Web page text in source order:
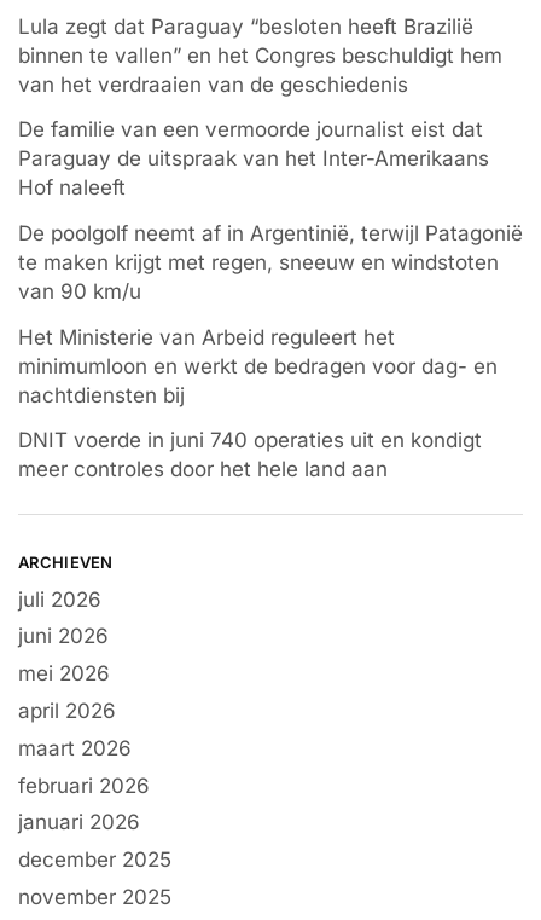
Lula zegt dat Paraguay “besloten heeft Brazilië
binnen te vallen” en het Congres beschuldigt hem
van het verdraaien van de geschiedenis
De familie van een vermoorde journalist eist dat
Paraguay de uitspraak van het Inter-Amerikaans
Hof naleeft
De poolgolf neemt af in Argentinië, terwijl Patagonië
te maken krijgt met regen, sneeuw en windstoten
van 90 km/u
Het Ministerie van Arbeid reguleert het
minimumloon en werkt de bedragen voor dag- en
nachtdiensten bij
DNIT voerde in juni 740 operaties uit en kondigt
meer controles door het hele land aan
ARCHIEVEN
juli 2026
juni 2026
mei 2026
april 2026
maart 2026
februari 2026
januari 2026
december 2025
november 2025